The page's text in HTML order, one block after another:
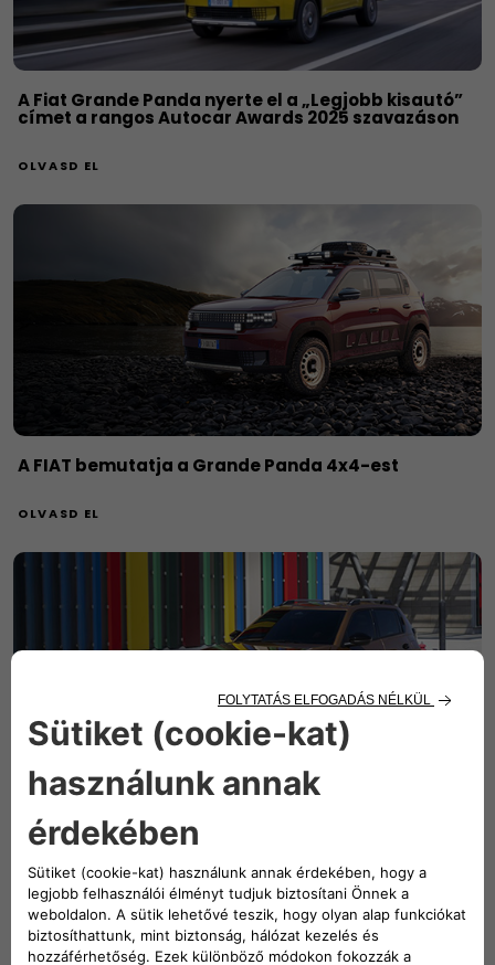
A Fiat Grande Panda nyerte el a „Legjobb kisautó”
címet a rangos Autocar Awards 2025 szavazáson
OLVASD EL
A FIAT bemutatja a Grande Panda 4x4-est
OLVASD EL
Grande Panda Hybrid: megfizethető villamosítás,
mindenkinek
OLVASD EL